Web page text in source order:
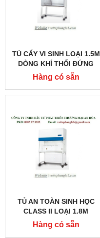
TỦ CẤY VI SINH LOẠI 1.5M
DÒNG KHÍ THỔI ĐỨNG
MODEL:LVC-5A1
Hàng có sẵn
TỦ AN TOÀN SINH HỌC
CLASS II LOẠI 1.8M
MODEL:AC2-6E1
Hàng có sẵn